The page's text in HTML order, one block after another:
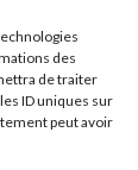
des
de traiter
ID uniques sur
peut avoir